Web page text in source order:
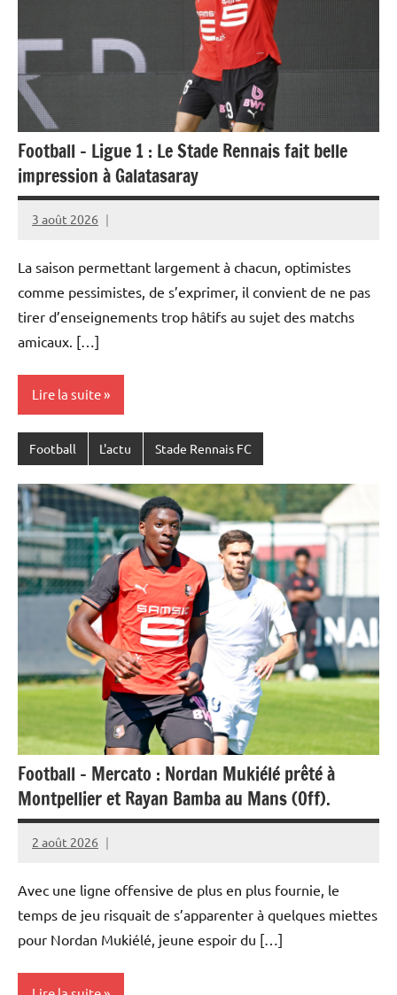
Football – Ligue 1 : Le Stade Rennais fait belle
impression à Galatasaray
3 août 2026
Rédaction
La saison permettant largement à chacun, optimistes
comme pessimistes, de s’exprimer, il convient de ne pas
tirer d’enseignements trop hâtifs au sujet des matchs
amicaux. […]
Lire la suite
Football L'actu Stade Rennais FC
Football – Mercato : Nordan Mukiélé prêté à
Montpellier et Rayan Bamba au Mans (Off).
2 août 2026
Rédaction
Avec une ligne offensive de plus en plus fournie, le
temps de jeu risquait de s’apparenter à quelques miettes
pour Nordan Mukiélé, jeune espoir du […]